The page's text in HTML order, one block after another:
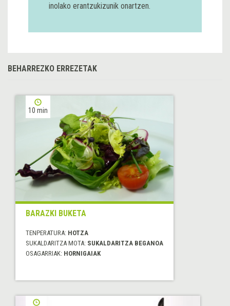
inolako erantzukizunik onartzen.
BEHARREZKO ERREZETAK
10 min
BARAZKI BUKETA
TENPERATURA: HOTZA
SUKALDARITZA MOTA: SUKALDARITZA BEGANOA
OSAGARRIAK: HORNIGAIAK